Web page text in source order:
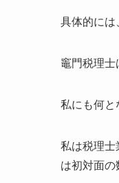
具体的には
竈門税理士
私にも何と
私は税理士
は初対面の